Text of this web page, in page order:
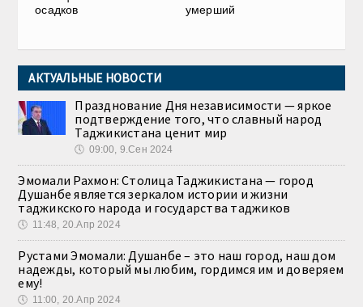
осадков
умерший
АКТУАЛЬНЫЕ НОВОСТИ
Празднование Дня независимости — яркое
подтверждение того, что славный народ
Таджикистана ценит мир
🕔 09:00, 9.Сен 2024
Эмомали Рахмон: Столица Таджикистана — город
Душанбе является зеркалом истории и жизни
таджикского народа и государства таджиков
🕔 11:48, 20.Апр 2024
Рустами Эмомали: Душанбе – это наш город, наш дом
надежды, который мы любим, гордимся им и доверяем
ему!
🕔 11:00, 20.Апр 2024